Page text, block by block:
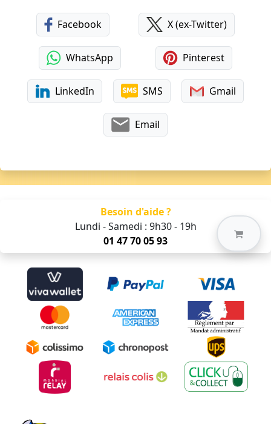
Facebook X (ex-Twitter)
WhatsApp Pinterest
LinkedIn SMS Gmail
Email
Besoin d'aide ?
Lundi - Samedi : 9h30 - 19h
01 47 70 05 93